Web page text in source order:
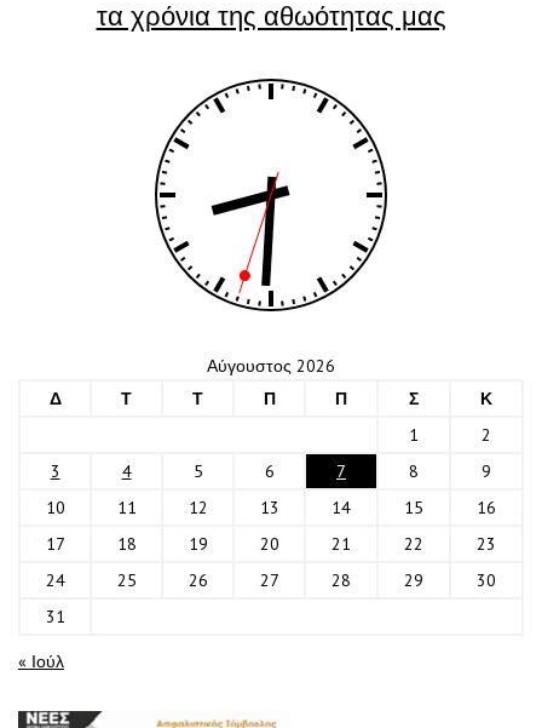
τα χρόνια της αθωότητας μας
Αύγουστος 2026
Δ
Τ Τ Π Π Σ
Κ
1
2
3
4 5 6 7 8
9
10
11 12 13 14 15
16
17
18 19 20 21 22
23
24
25 26 27 28 29
30
31
« Ιούλ